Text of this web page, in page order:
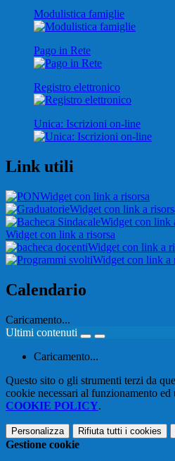
Modulistica famiglie
Pago in Rete
Registro elettronico
Unica: Iscrizioni on-line
Link utili
Widget con link a risorsa
Widget con link a
Widget con link
Widget con link a risorsa
Widget con link a
Widget con link a
Calendario
Caricamento...
Ultimi contenuti
Caricamento...
Questo sito o gli strumenti terzi da
cookie necessari al funzionamento
COOKIE POLICY.
Personalizza Rifiuta tutti i cookies
Gestione cookie